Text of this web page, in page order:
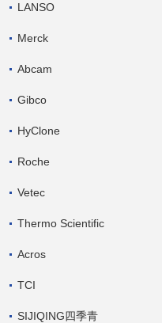
LANSO
Merck
Abcam
Gibco
HyClone
Roche
Vetec
Thermo Scientific
Acros
TCI
SIJIQING四季青